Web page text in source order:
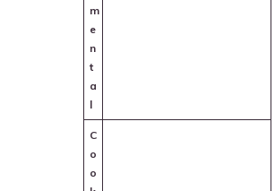
m
e
n
t
a
l
C
o
o